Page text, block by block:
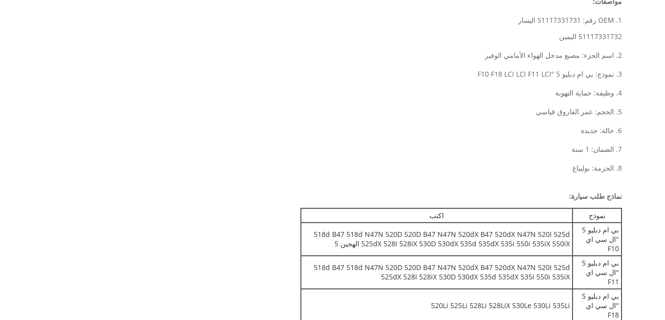
1. OEM رقم: 51117331731 اليسار
51117331732 اليمين
2. اسم الجزء: مصبع مدخل الهواء الأمامي الوفير
3. نموذج: بي ام دبليو 5 "F10 F18 LCI LCI F11 LCI
4. وظيفة: حماية التهوية
5. الحجم: عمر الفاروق قياسي
6. حالة: جديدة
7. الضمان: 1 سنة
8. الحزمة: بوليباغ
نماذج طلب سيارة:
نموذج
اكتب
بي ام دبليو 5
"ال سي اي
F10
518d B47 518d N47N 520D 520D B47 N47N 520dX B47 520dX N47N 520I 525d
525dX 528I 528iX 530D 530dX 535d 535dX 535i 550i 535iX 550iX الهجين 5
بي ام دبليو 5
"ال سي اي
F11
518d B47 518d N47N 520D 520D B47 N47N 520dX B47 520dX N47N 520I 525d
525dX 528I 528iX 530D 530dX 535d 535dX 535i 550i 535iX
بي ام دبليو 5
"ال سي اي
F18
520Li 525Li 528Li 528LiX 530Le 530Li 535Li